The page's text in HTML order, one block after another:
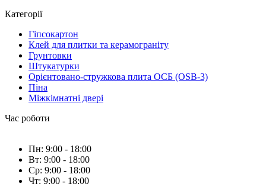
Категорії
Гіпсокартон
Клей для плитки та керамограніту
Грунтовки
Штукатурки
Орієнтовано-стружкова плита ОСБ (OSB-3)
Піна
Міжкімнатні двері
Час роботи
Пн: 9:00 - 18:00
Вт: 9:00 - 18:00
Ср: 9:00 - 18:00
Чт: 9:00 - 18:00